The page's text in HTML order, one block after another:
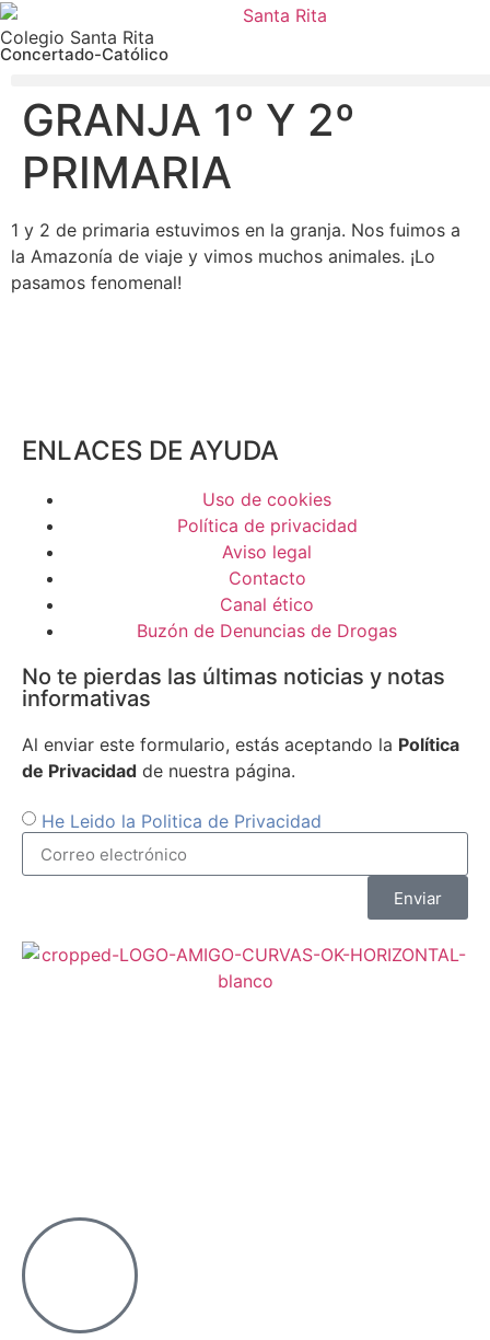
Colegio Santa Rita
Concertado-Católico
GRANJA 1º Y 2º
PRIMARIA
1 y 2 de primaria estuvimos en la granja. Nos fuimos a
la Amazonía de viaje y vimos muchos animales. ¡Lo
pasamos fenomenal!
ENLACES DE AYUDA
Uso de cookies
Política de privacidad
Aviso legal
Contacto
Canal ético
Buzón de Denuncias de Drogas
No te pierdas las últimas noticias y notas
informativas
Al enviar este formulario, estás aceptando la Política
de Privacidad de nuestra página.
He Leido la Politica de Privacidad
Enviar